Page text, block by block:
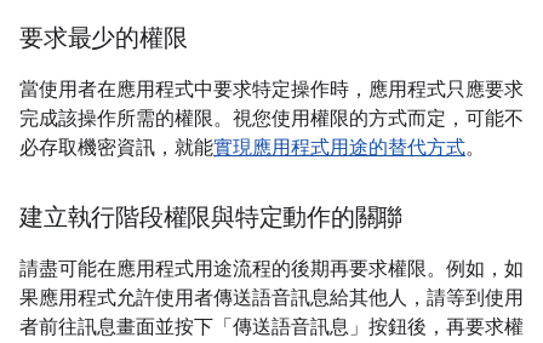
要求最少的權限
當使用者在應用程式中要求特定操作時，應用程式只應要求
完成該操作所需的權限。視您使用權限的方式而定，可能不
必存取機密資訊，就能實現應用程式用途的替代方式。
建立執行階段權限與特定動作的關聯
請盡可能在應用程式用途流程的後期再要求權限。例如，如
果應用程式允許使用者傳送語音訊息給其他人，請等到使用
者前往訊息畫面並按下「傳送語音訊息」 按鈕後，再要求權